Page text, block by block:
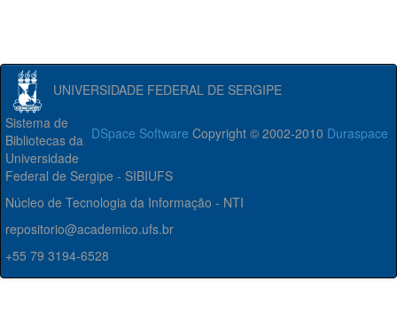
UNIVERSIDADE FEDERAL DE SERGIPE
DSpace Software Copyright © 2002-2010 Duraspace
Sistema de
Bibliotecas da
Universidade
Federal de Sergipe - SIBIUFS
Núcleo de Tecnologia da Informação - NTI
repositorio@academico.ufs.br
+55 79 3194-6528